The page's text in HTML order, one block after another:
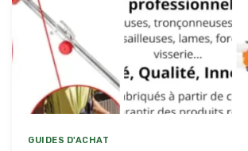
GUIDES D'ACHAT